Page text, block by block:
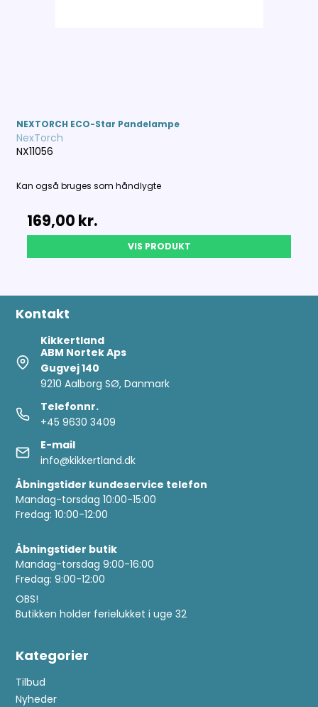
NEXTORCH ECO-Star Pandelampe
NexTorch
NX11056
Kan også bruges som håndlygte
169,00 kr.
VIS PRODUKT
Kontakt
Kikkertland
ABM Nortek Aps
Gugvej 140
9210 Aalborg SØ, Danmark
Telefonnr.
+45 9630 3409
E-mail
info@kikkertland.dk
Åbningstider kundeservice telefon
Mandag-torsdag 10:00-15:00
Fredag: 10:00-12:00
Åbningstider butik
Mandag-torsdag 9:00-16:00
Fredag: 9:00-12:00
OBS!
Butikken holder ferielukket i uge 32
Kategorier
Tilbud
Nyheder